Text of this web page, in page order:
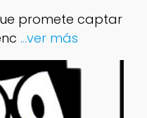
promete captar
...ver más